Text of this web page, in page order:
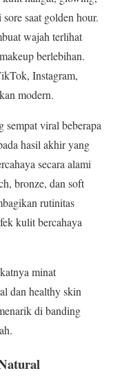
saat golden hour.
wajah terlihat
berlebihan.
Instagram,
modern.
sempat viral beberapa
hasil akhir yang
secara alami
bronze, dan soft
rutinitas
kulit bercahaya
minat
dan healthy skin
di banding